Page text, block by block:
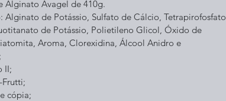
Alginato Avagel de 410g.
Alginato de Potássio, Sulfato de Cálcio, Tetrapirofosfato
de Potássio, Polietileno Glicol, Óxido de
Aroma, Clorexidina, Álcool Anidro e
II;
cópia;